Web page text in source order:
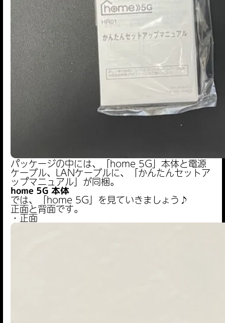
パッケージの中には、「home 5G」本体と電源
ケーブル、LANケーブルに、「かんたんセットア
ップマニュアル」が同梱。
home 5G 本体
では、「home 5G」を見ていきましょう♪
正面と背面です。
・正面